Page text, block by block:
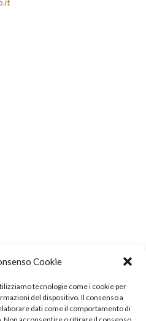
Cookie
tecnologie come i cookie per
del dispositivo. Il consenso a
dati come il comportamento di